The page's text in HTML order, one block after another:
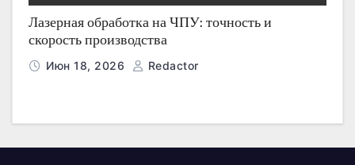
Лазерная обработка на ЧПУ: точность и
скорость производства
Июн 18, 2026 Redactor